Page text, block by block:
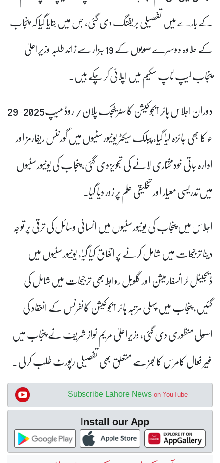
کے بارے میں تفصیلی بریفنگ دی گئی، جس میں بتایا گیا کہ پنجاب
کے علاوہ دوسرے صوبوں کے 19 ہزار سے زائد طلبہ وزیراعلیٰ
پنجاب لیپ ٹاپ سکیم میں اپلائی کر چکے ہیں۔
دوران اجلاس ہائر ایجوکیشن کا سٹریٹجک پلان / روڈ میپ2025-29
ء کا بھی جائزہ لیا گیا، پبلک سیکٹر یونیورسٹیوں میں گورننس ریفارمز اور
ادارہ جاتی خودمختاری لانے کی تجویز دی گئی، پنجاب کی یونیورسٹیوں
میں تدریسی معیار اور تخلیقی علم پر زور دیا گیا۔
اجلاس میں پنجاب کی یونیورسٹیوں میں انسانی وسائل کی ترقی پر توجہ
دینا ترجیحات میں شامل کرنے پر اتفاق کیا گیا، یونیورسٹیوں میں
ڈیجیٹل ٹرانسفارمیشن اور گلوبل روابط بھی ترجیحات میں شامل کی
گئیں، پنجاب میں پہلی مرتبہ ہائر ایجوکیشن کانفرنس کے انعقاد کی
اصولی منظوری دی گئی، وزیراعلیٰ مریم نواز شریف نے پنجاب میں
غیر فعال کامرس کالجز سے متعلق بھی تفصیلی رپورٹ طلب کر لی۔
Subscribe Lahore News on YouTube
Install our App